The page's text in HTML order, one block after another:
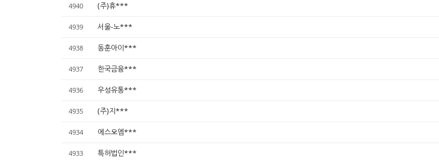
4940 (주)휴***
4939 서울-노***
4938 동훈아이***
4937 한국금융***
4936 우성유통***
4935 (주)지***
4934 에스오엠***
4933 특허법인***